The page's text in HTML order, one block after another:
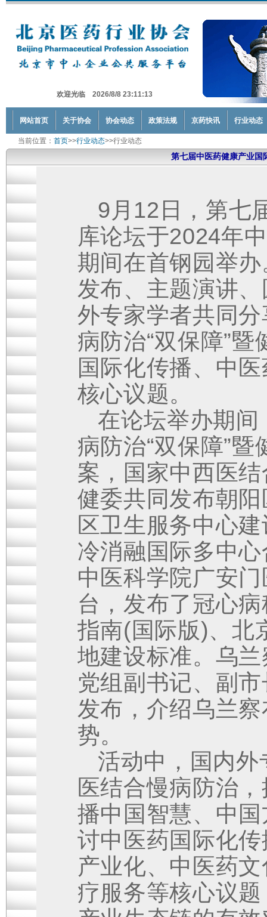
欢迎光临 2026/8/8 23:11:13
网站首页 关于协会 协会动态 政策法规 京药快讯 行业动态
当前位置： 首页>>行业动态>>行业动态
第七届中医药健康产业国
9 月12日，第七
库论坛于2024年
期间在首钢园举
发布、主题演讲
外专家学者共同
病防治“双保障”
国际化传播、中
核心议题。
在论坛举办期
病防治“双保障”
案，国家中西医
健委共同发布朝阳
区卫生服务中心
冷消融国际多中
中医科学院广安
台，发布了冠心
指南(国际版)、北
地建设标准。乌
党组副书记、副
发布，介绍乌兰
势。
活动中，国内外
医结合慢病防治
播中国智慧、中
讨中医药国际化
产业化、中医药
疗服务等核心议